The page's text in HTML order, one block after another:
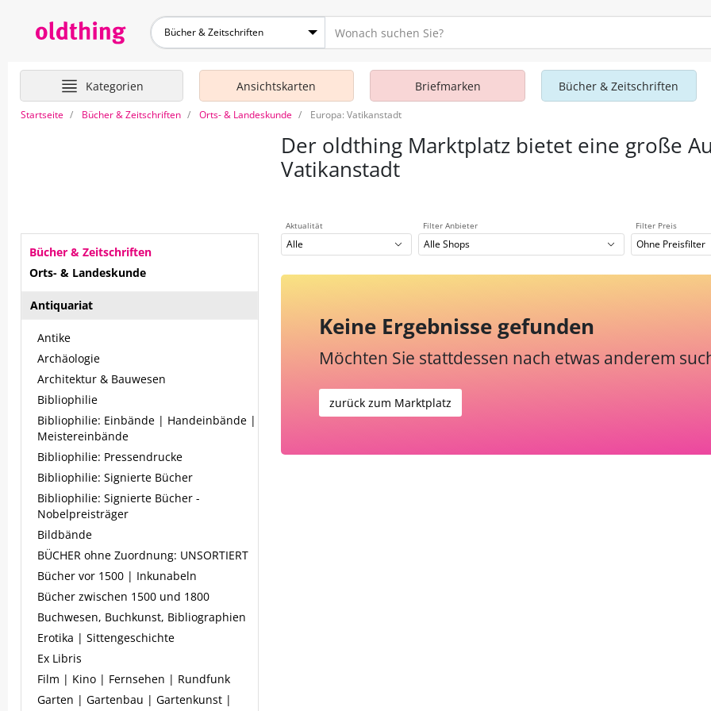
Bücher & Zeitschriften
Kategorien Ansichtskarten Briefmarken Bücher & Zeitschriften
Startseite Bücher & Zeitschriften Orts- & Landeskunde Europa: Vatikanstadt
Der oldthing Marktplatz bietet eine große
Vatikanstadt
Bücher & Zeitschriften
Orts- & Landeskunde
Antiquariat
Antike
Archäologie
Architektur & Bauwesen
Bibliophilie
Bibliophilie: Einbände | Handeinbände |
Meistereinbände
Bibliophilie: Pressendrucke
Bibliophilie: Signierte Bücher
Bibliophilie: Signierte Bücher -
Nobelpreisträger
Bildbände
BÜCHER ohne Zuordnung: UNSORTIERT
Bücher vor 1500 | Inkunabeln
Bücher zwischen 1500 und 1800
Buchwesen, Buchkunst, Bibliographien
Erotika | Sittengeschichte
Ex Libris
Film | Kino | Fernsehen | Rundfunk
Garten | Gartenbau | Gartenkunst |
Aktualität
Alle
Filter Anbieter
Alle Shops
Filter Preis
Ohne Preisfilter
Keine Ergebnisse gefunden
Möchten Sie stattdessen nach etwas anderem
zurück zum Marktplatz